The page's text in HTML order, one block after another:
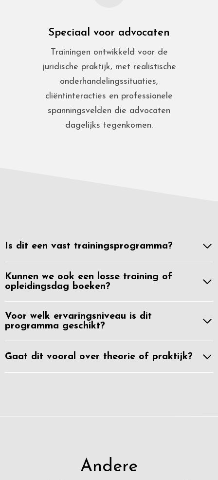
Speciaal voor advocaten
Trainingen ontwikkeld voor de
juridische praktijk, met realistische
onderhandelingssituaties,
cliëntinteracties en professionele
spanningsvelden die advocaten
dagelijks tegenkomen.
Is dit een vast trainingsprogramma?
Kunnen we ook een losse training of
opleidingsdag boeken?
Voor welk ervaringsniveau is dit
programma geschikt?
Gaat dit vooral over theorie of praktijk?
Andere